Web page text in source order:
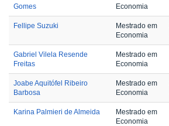
Gomes
Economia
Fellipe Suzuki
Mestrado em
Economia
Gabriel Vilela Resende
Freitas
Mestrado em
Economia
Joabe Aquitófel Ribeiro
Barbosa
Mestrado em
Economia
Karina Palmieri de Almeida
Mestrado em
Economia